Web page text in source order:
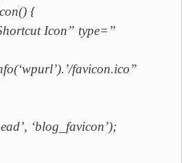
{
Icon” type=”
favicon.ico”
‘blog_favicon’);